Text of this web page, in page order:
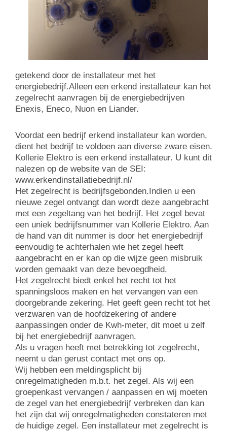
getekend door de installateur met het
energiebedrijf.Alleen een erkend installateur kan het
zegelrecht aanvragen bij de energiebedrijven
Enexis, Eneco, Nuon en Liander.
Voordat een bedrijf erkend installateur kan worden,
dient het bedrijf te voldoen aan diverse zware eisen.
Kollerie Elektro is een erkend installateur. U kunt dit
nalezen op de website van de SEI:
www.erkendinstallatiebedrijf.nl/
Het zegelrecht is bedrijfsgebonden.Indien u een
nieuwe zegel ontvangt dan wordt deze aangebracht
met een zegeltang van het bedrijf. Het zegel bevat
een uniek bedrijfsnummer van Kollerie Elektro. Aan
de hand van dit nummer is door het energiebedrijf
eenvoudig te achterhalen wie het zegel heeft
aangebracht en er kan op die wijze geen misbruik
worden gemaakt van deze bevoegdheid.
Het zegelrecht biedt enkel het recht tot het
spanningsloos maken en het vervangen van een
doorgebrande zekering. Het geeft geen recht tot het
verzwaren van de hoofdzekering of andere
aanpassingen onder de Kwh-meter, dit moet u zelf
bij het energiebedrijf aanvragen.
Als u vragen heeft met betrekking tot zegelrecht,
neemt u dan gerust contact met ons op.
Wij hebben een meldingsplicht bij
onregelmatigheden m.b.t. het zegel. Als wij een
groepenkast vervangen / aanpassen en wij moeten
de zegel van het energiebedrijf verbreken dan kan
het zijn dat wij onregelmatigheden constateren met
de huidige zegel. Een installateur met zegelrecht is